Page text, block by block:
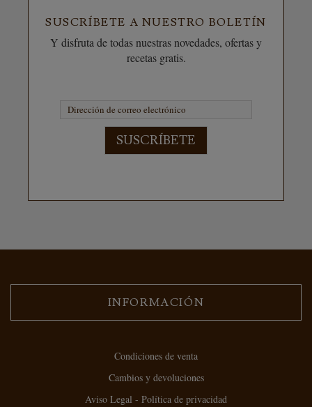
SUSCRÍBETE A NUESTRO BOLETÍN
Y disfruta de todas nuestras novedades, ofertas y
recetas gratis.
SUSCRÍBETE
INFORMACIÓN
Condiciones de venta
Cambios y devoluciones
Aviso Legal - Política de privacidad